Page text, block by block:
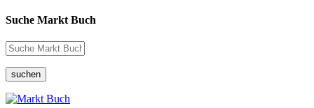
Suche Markt Buch
suchen